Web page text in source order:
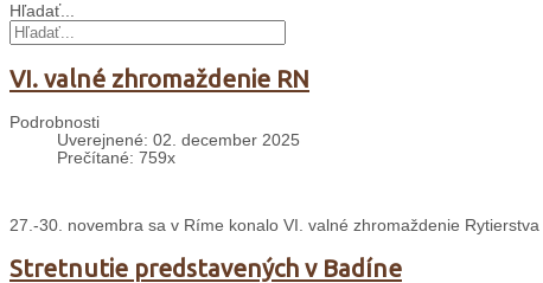
Hľadať...
VI. valné zhromaždenie RN
Podrobnosti
Uverejnené: 02. december 2025
Prečítané: 759x
27.-30. novembra sa v Ríme konalo VI. valné zhromaždenie Rytierstva
Stretnutie predstavených v Badíne